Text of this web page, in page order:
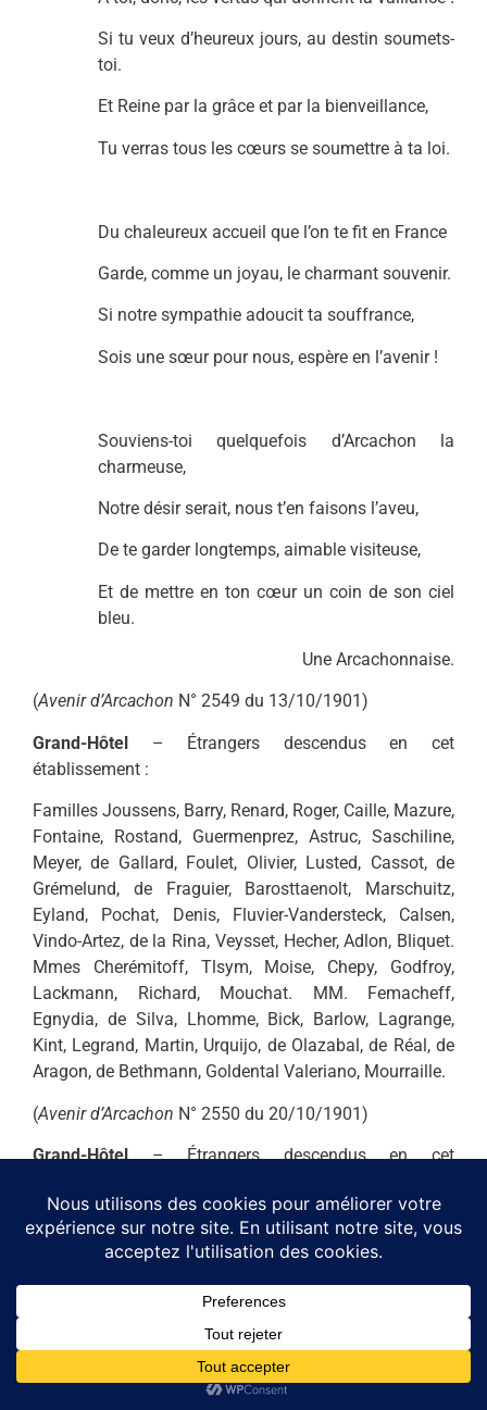
Si tu veux d’heureux jours, au destin soumets-
toi.
Et Reine par la grâce et par la bienveillance,
Tu verras tous les cœurs se soumettre à ta loi.
Du chaleureux accueil que l’on te fit en France
Garde, comme un joyau, le charmant souvenir.
Si notre sympathie adoucit ta souffrance,
Sois une sœur pour nous, espère en l’avenir !
Souviens-toi quelquefois d’Arcachon la
charmeuse,
Notre désir serait, nous t’en faisons l’aveu,
De te garder longtemps, aimable visiteuse,
Et de mettre en ton cœur un coin de son ciel
bleu.
Une Arcachonnaise.
(Avenir d’Arcachon N° 2549 du 13/10/1901)
Grand-Hôtel – Étrangers descendus en cet
établissement :
Familles Joussens, Barry, Renard, Roger, Caille, Mazure,
Fontaine, Rostand, Guermenprez, Astruc, Saschiline,
Meyer, de Gallard, Foulet, Olivier, Lusted, Cassot, de
Grémelund, de Fraguier, Barosttaenolt, Marschuitz,
Eyland, Pochat, Denis, Fluvier-Vandersteck, Calsen,
Vindo-Artez, de la Rina, Veysset, Hecher, Adlon, Bliquet.
Mmes Cherémitoff, Tlsym, Moise, Chepy, Godfroy,
Lackmann, Richard, Mouchat. MM. Femacheff,
Egnydia, de Silva, Lhomme, Bick, Barlow, Lagrange,
Kint, Legrand, Martin, Urquijo, de Olazabal, de Réal, de
Aragon, de Bethmann, Goldental Valeriano, Mourraille.
(Avenir d’Arcachon N° 2550 du 20/10/1901)
Grand-Hôtel– Étrangers descendus en cet
Familles Delahaye, D’Enfert, Gibiel, Gabory, Vergez,
Fontagu Fiévé, Laclef, Rasson, Faure, Lacroix, Woods,
Ballon, Ledoux, Julien de La Tour, Lassal, Barriquon,
Queyras, de La Rivière ; Mme Lejeune ; MM. de la
Cerda, Larrin, Chunin, Bertin, Couderc, comte de
Corswarem, Dupuy-d’Anjeac.